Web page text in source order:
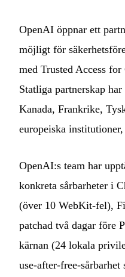
OpenAI öppnar ett
möjligt för
med Trusted Access
Statliga partnerskap
Kanada, Frankrike,
europeiska
OpenAI:s team har
konkreta sårbarheter i
(över 10 WebKit-fel),
patchad två dagar före
kärnan (24 lokala
use-after-free-